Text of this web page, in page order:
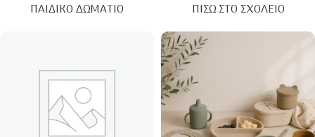
ΠΑΙΔΙΚΌ ΔΩΜΆΤΙΟ ΠΊΣΩ ΣΤΟ ΣΧΟΛΕΊΟ